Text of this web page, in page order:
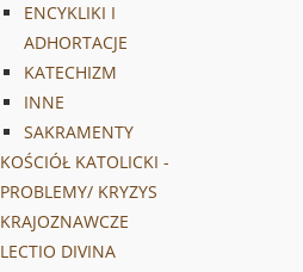
ENCYKLIKI I
ADHORTACJE
KATECHIZM
INNE
SAKRAMENTY
KOŚCIÓŁ KATOLICKI -
PROBLEMY/ KRYZYS
KRAJOZNAWCZE
LECTIO DIVINA